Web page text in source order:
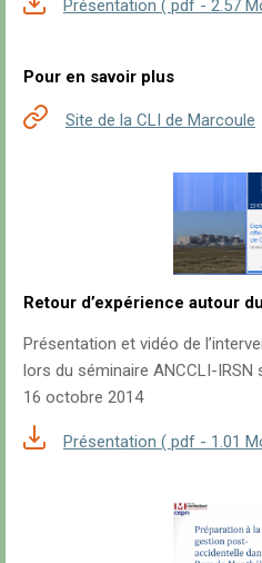
Présentation ( pdf - 2.57
Pour en savoir plus
Site de la CLI de Marcoule
Retour d’expérience autour
Présentation et vidéo de
lors du séminaire ANCCLI-
16 octobre 2014
Présentation ( pdf - 1.01